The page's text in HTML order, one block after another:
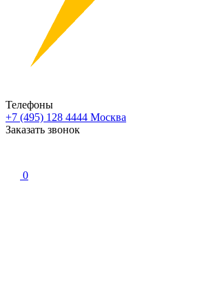
Телефоны
+7 (495) 128 4444 Москва
Заказать звонок
0